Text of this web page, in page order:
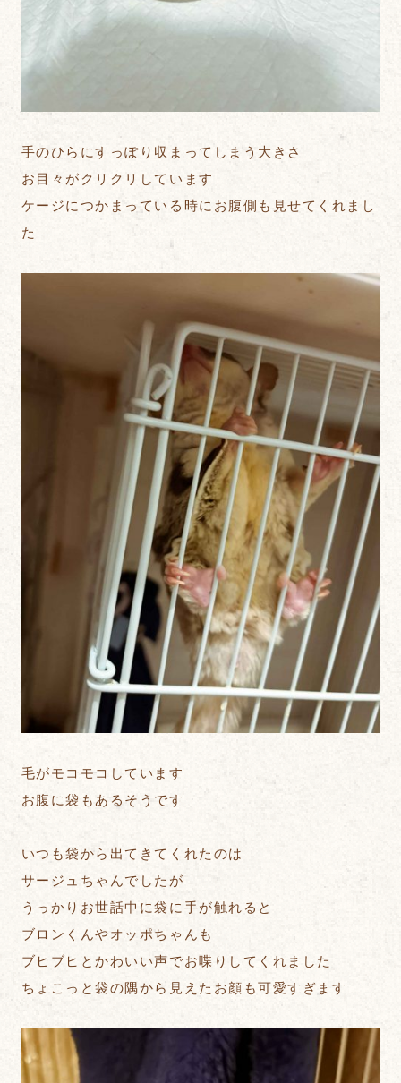
手のひらにすっぽり収まってしまう大きさ
お目々がクリクリしています
ケージにつかまっている時にお腹側も見せてくれまし
た
毛がモコモコしています
お腹に袋もあるそうです
いつも袋から出てきてくれたのは
サージュちゃんでしたが
うっかりお世話中に袋に手が触れると
ブロンくんやオッポちゃんも
ブヒブヒとかわいい声でお喋りしてくれました
ちょこっと袋の隅から見えたお顔も可愛すぎます